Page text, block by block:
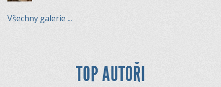
Všechny galerie ...
TOP AUTOŘI